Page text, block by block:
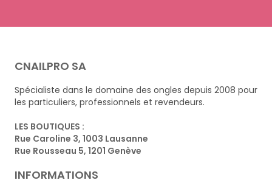
CNAILPRO SA
Spécialiste dans le domaine des ongles depuis 2008 pour
les particuliers, professionnels et revendeurs.
LES BOUTIQUES :
Rue Caroline 3, 1003 Lausanne
Rue Rousseau 5, 1201 Genève
INFORMATIONS